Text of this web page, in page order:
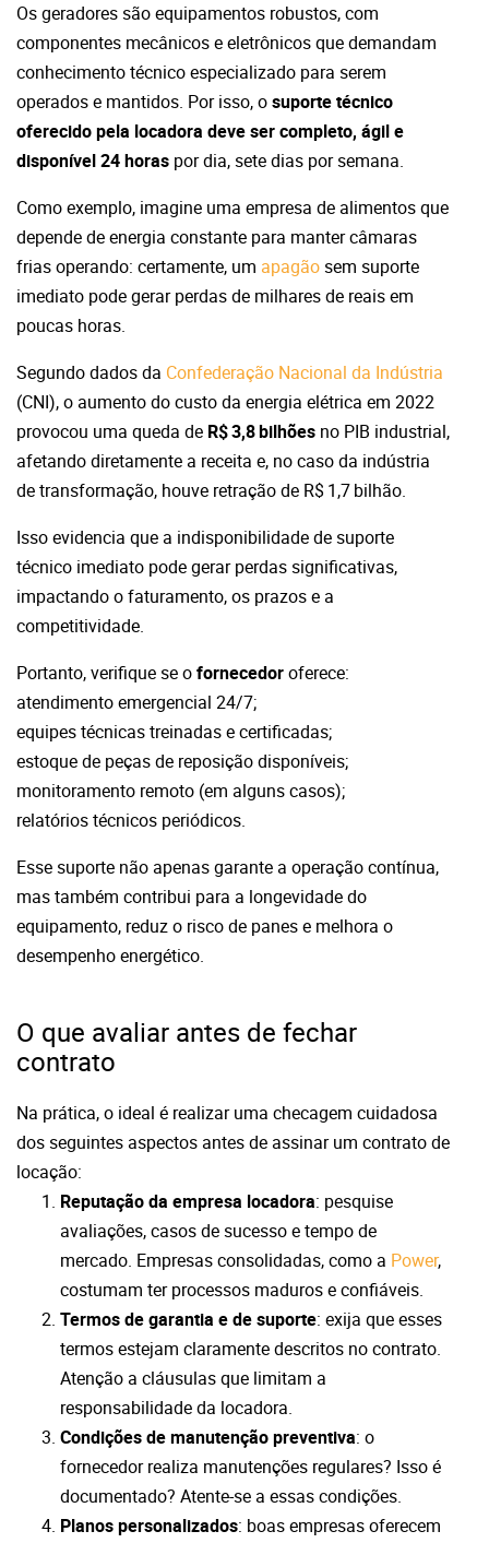
Os geradores são equipamentos robustos, com
componentes mecânicos e eletrônicos que demandam
conhecimento técnico especializado para serem
operados e mantidos. Por isso, osuporte técnico
oferecido pela locadora deve ser completo, ágil e
disponível 24 horas por dia, sete dias por semana.
Como exemplo, imagine uma empresa de alimentos que
depende de energia constante para manter câmaras
frias operando: certamente, um apagãosem suporte
imediato pode gerar perdas de milhares de reais em
poucas horas.
Segundo dados da Confederação Nacional da Indústria
(CNI), o aumento do custo da energia elétrica em 2022
provocou uma queda de R$ 3,8 bilhões no PIB industrial,
afetando diretamente a receita e, no caso da indústria
de transformação, houve retração de R$ 1,7 bilhão.
Isso evidencia que a indisponibilidade de suporte
técnico imediato pode gerar perdas significativas,
impactando o faturamento, os prazos e a
competitividade.
Portanto, verifique se ofornecedoroferece:
atendimento emergencial 24/7;
equipes técnicas treinadas e certificadas;
estoque de peças de reposição disponíveis;
monitoramento remoto (em alguns casos);
relatórios técnicos periódicos.
Esse suporte não apenas garante a operação contínua,
mas também contribui para a longevidade do
equipamento, reduz o risco de panes e melhora o
desempenho energético.
O que avaliar antes de fechar
contrato
Na prática, o ideal é realizar uma checagem cuidadosa
dos seguintes aspectos antes de assinar um contrato de
locação:
Reputação da empresa locadora: pesquise
avaliações, casos de sucesso e tempo de
mercado. Empresas consolidadas, como a Power,
costumam ter processos maduros e confiáveis.
Termos de garantia e de suporte: exija que esses
termos estejam claramente descritos no contrato.
Atenção a cláusulas que limitam a
responsabilidade da locadora.
Condições de manutenção preventiva: o
fornecedor realiza manutenções regulares? Isso é
documentado? Atente-se a essas condições.
Planos personalizados: boas empresas oferecem